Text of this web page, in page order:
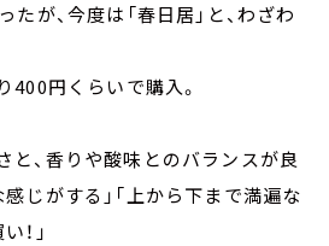
たが、今度は「春日居」と、わざわ
400円くらいで購入。
と、香りや酸味とのバランスが良
感じがする」「上から下まで満遍な
！」